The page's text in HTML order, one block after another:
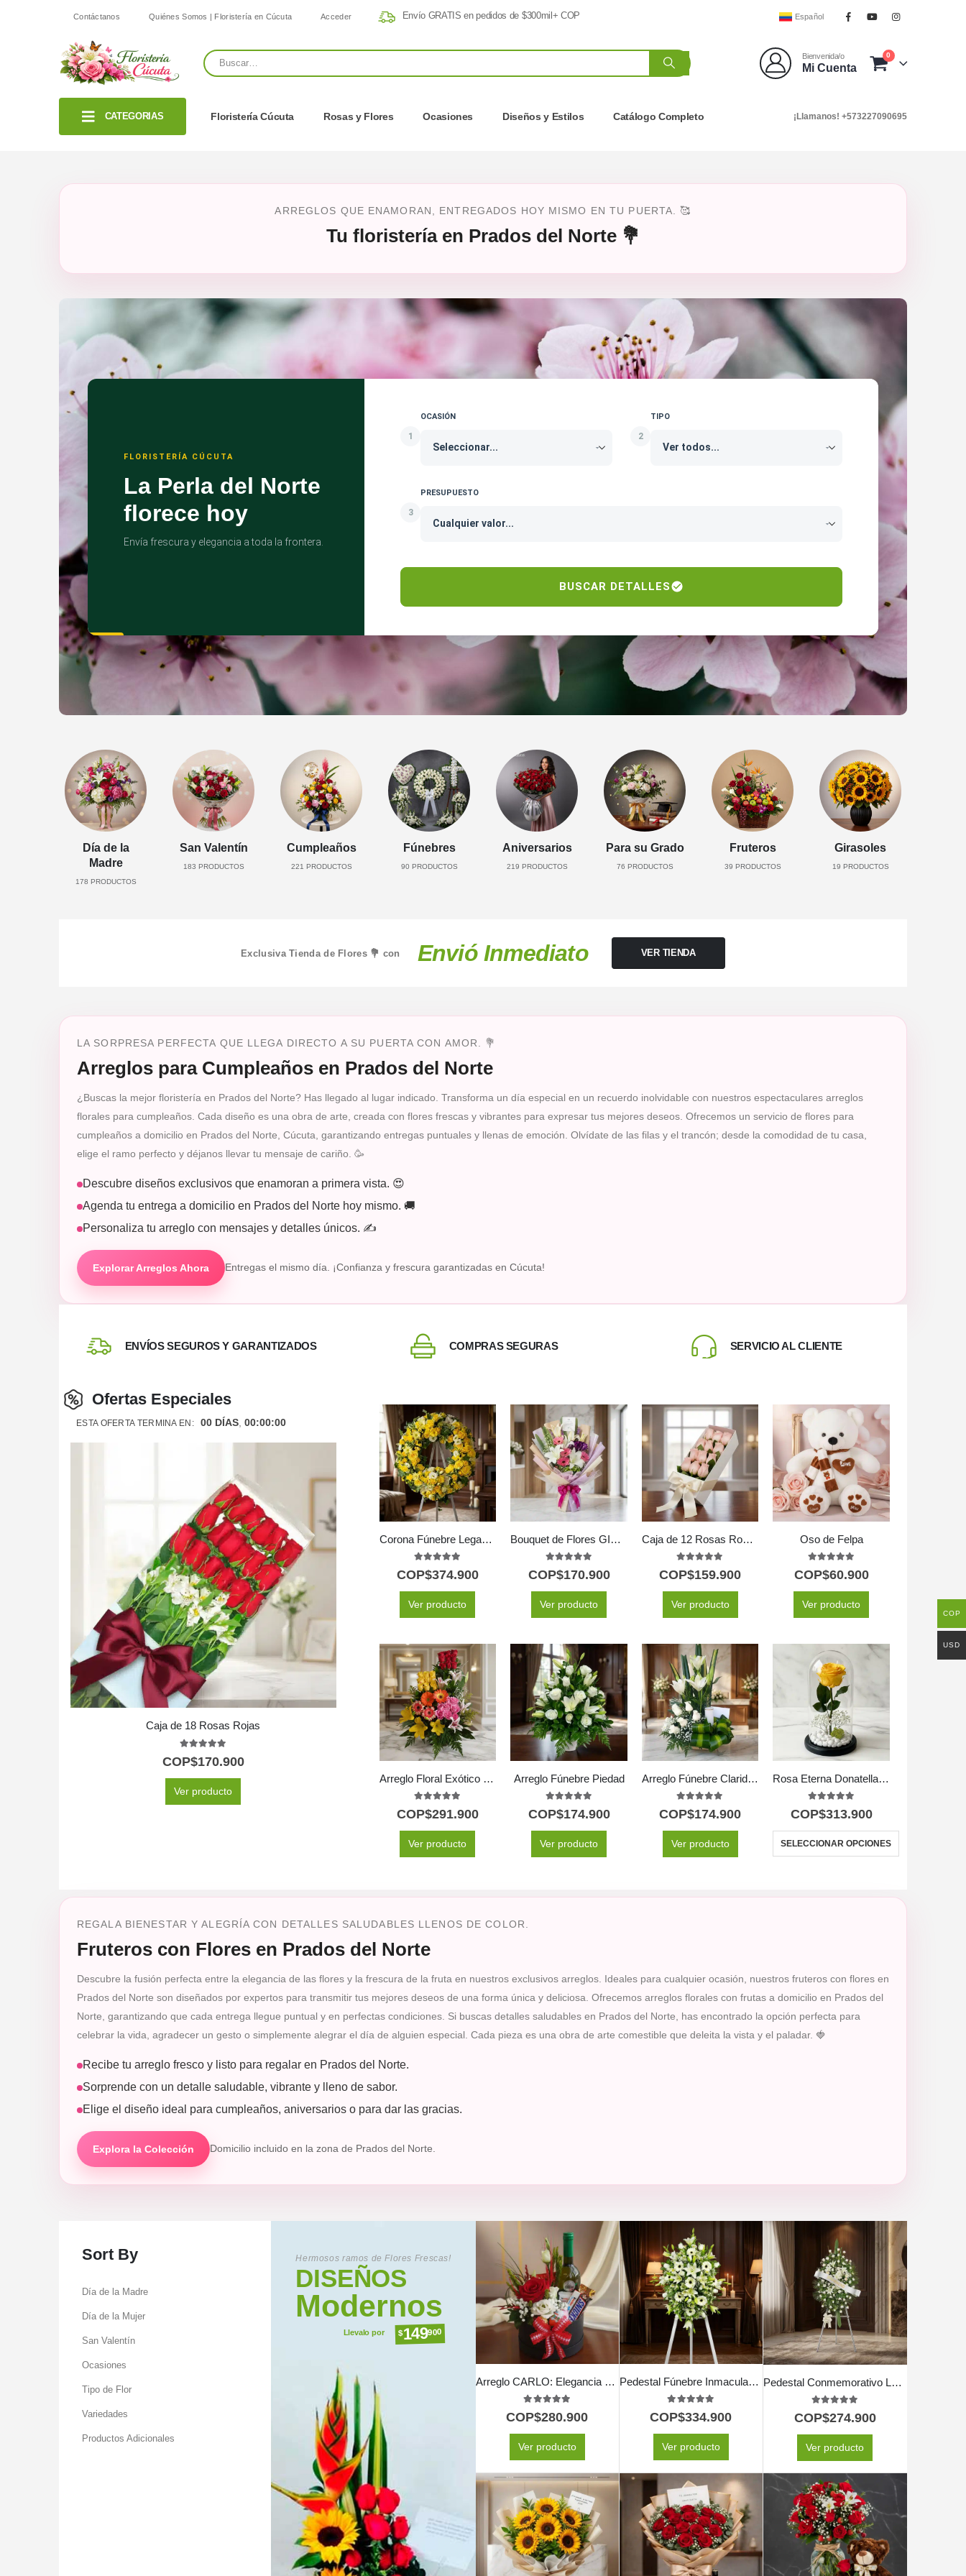
Contáctanos Quiénes Somos | Floristería en Cúcuta Acceder Envío GRATIS en pedidos de $300mil+ COP Español
Bienvenida/o
Mi Cuenta
0
CATEGORIAS Floristería Cúcuta Rosas y Flores Ocasiones Diseños y Estilos Catálogo Completo ¡Llamanos! +573227090695
ARREGLOS QUE ENAMORAN, ENTREGADOS HOY MISMO EN TU PUERTA. 🥰
Tu floristería en Prados del Norte 💐
FLORISTERÍA CÚCUTA
La Perla del Norte
florece hoy
Envía frescura y elegancia a toda la frontera.
1
OCASIÓN
2
TIPO
3
PRESUPUESTO
BUSCAR DETALLES
Día de la
Madre
178 PRODUCTOS
San Valentín
183 PRODUCTOS
Cumpleaños
221 PRODUCTOS
Fúnebres
90 PRODUCTOS
Aniversarios
219 PRODUCTOS
Para su Grado
76 PRODUCTOS
Fruteros
39 PRODUCTOS
Girasoles
19 PRODUCTOS
Exclusiva Tienda de Flores 💐 con Envió Inmediato VER TIENDA
LA SORPRESA PERFECTA QUE LLEGA DIRECTO A SU PUERTA CON AMOR. 💐
Arreglos para Cumpleaños en Prados del Norte
¿Buscas la mejor floristería en Prados del Norte? Has llegado al lugar indicado. Transforma un día especial en un recuerdo inolvidable con nuestros espectaculares arreglos
florales para cumpleaños. Cada diseño es una obra de arte, creada con flores frescas y vibrantes para expresar tus mejores deseos. Ofrecemos un servicio de flores para
cumpleaños a domicilio en Prados del Norte, Cúcuta, garantizando entregas puntuales y llenas de emoción. Olvídate de las filas y el trancón; desde la comodidad de tu casa,
elige el ramo perfecto y déjanos llevar tu mensaje de cariño. 🥳
Descubre diseños exclusivos que enamoran a primera vista. 😍
Agenda tu entrega a domicilio en Prados del Norte hoy mismo. 🚚
Personaliza tu arreglo con mensajes y detalles únicos. ✍️
Explorar Arreglos Ahora Entregas el mismo día. ¡Confianza y frescura garantizadas en Cúcuta!
ENVÍOS SEGUROS Y GARANTIZADOS COMPRAS SEGURAS SERVICIO AL CLIENTE
Ofertas Especiales
ESTA OFERTA TERMINA EN: 00 DÍAS 00:00:00
Caja de 18 Rosas Rojas
COP$170.900
Ver producto
Corona Fúnebre Legado de Paz para Benjamin 🕊️
5.00
COP$374.900
Ver producto
Bouquet de Flores GIA: Armonía de Gerberas Rosadas, Lirios y Flores Moradas 🕊️
5.00
COP$170.900
Ver producto
Caja de 12 Rosas Rosadas
5.00
COP$159.900
Ver producto
Oso de Felpa
5.00out of 5
COP$60.900
Ver producto
Arreglo Floral Exótico Paraíso
5.00
COP$291.900
Ver producto
Arreglo Fúnebre Piedad
5.00
COP$174.900
Ver producto
Arreglo Fúnebre Claridad
5.00
COP$174.900
Ver producto
Rosa Eterna Donatella: Belleza Inmortal en Domo de Cristal 🌹
5.00
COP$313.900
SELECCIONAR OPCIONES
REGALA BIENESTAR Y ALEGRÍA CON DETALLES SALUDABLES LLENOS DE COLOR.
Fruteros con Flores en Prados del Norte
Descubre la fusión perfecta entre la elegancia de las flores y la frescura de la fruta en nuestros exclusivos arreglos. Ideales para cualquier ocasión, nuestros fruteros con flores en
Prados del Norte son diseñados por expertos para transmitir tus mejores deseos de una forma única y deliciosa. Ofrecemos arreglos florales con frutas a domicilio en Prados del
Norte, garantizando que cada entrega llegue puntual y en perfectas condiciones. Si buscas detalles saludables en Prados del Norte, has encontrado la opción perfecta para
celebrar la vida, agradecer un gesto o simplemente alegrar el día de alguien especial. Cada pieza es una obra de arte comestible que deleita la vista y el paladar. 🍓
Recibe tu arreglo fresco y listo para regalar en Prados del Norte.
Sorprende con un detalle saludable, vibrante y lleno de sabor.
Elige el diseño ideal para cumpleaños, aniversarios o para dar las gracias.
Explora la Colección Domicilio incluido en la zona de Prados del Norte.
Hermosos ramos de Flores Frescas!
DISEÑOS
Modernos
Llevalo por $149900
Sort By
Día de la Madre
Día de la Mujer
San Valentín
Ocasiones
Tipo de Flor
Variedades
Productos Adicionales
Arreglo CARLO: Elegancia en Rosas con Vino y Chocolates 🍷
5.00
COP$280.900
Ver producto
Pedestal Fúnebre Inmaculada: Un Solemne Homenaje Floral 🕊️
5.00
COP$334.900
Ver producto
Pedestal Conmemorativo Legado de Marcos 🕊️
5.00
COP$274.900
Ver producto
COP
USD